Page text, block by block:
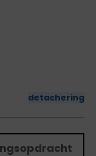
detachering